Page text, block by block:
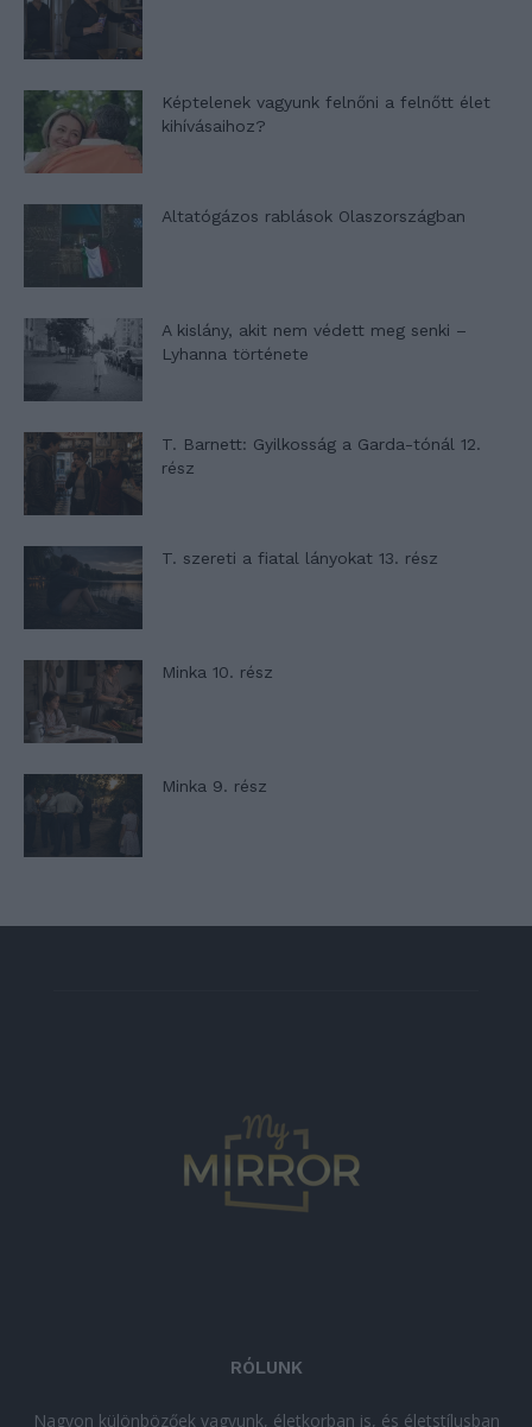
Képtelenek vagyunk felnőni a felnőtt élet
kihívásaihoz?
Altatógázos rablások Olaszországban
A kislány, akit nem védett meg senki –
Lyhanna története
T. Barnett: Gyilkosság a Garda-tónál 12.
rész
T. szereti a fiatal lányokat 13. rész
Minka 10. rész
Minka 9. rész
RÓLUNK
Nagyon különbözőek vagyunk, életkorban is, és életstílusban